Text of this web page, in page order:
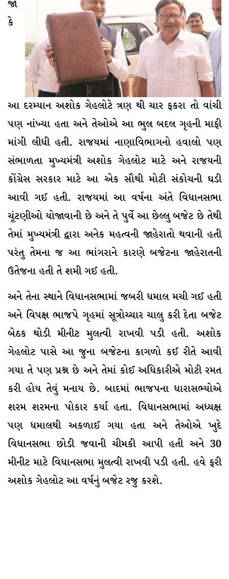
જો
કે
આ દરમ્યાન અશોક ગેહલોટે ત્રણ થી ચાર ફકરા તો વાંચી
પણ નાંખ્યા હતા અને તેઓએ આ ભુલ બદલ ગૃહની માફી
માંગી લીધી હતી. રાજયમાં નાણાવિભાગનો હવાલો પણ
સંભાળતા મુખ્યમંત્રી અશોક ગેહલોટ માટે અને રાજયની
કોંગ્રેસ સરકાર માટે આ એક સૌથી મોટી સંકોચની ઘડી
આવી ગઈ હતી. રાજયમાં આ વર્ષના અંતે વિધાનસભા
ચૂંટણીઓ યોજાવાની છે અને તે પુર્વે આ છેલ્લુ બજેટ છે તેથી
તેમાં મુખ્યમંત્રી દ્વારા અનેક મહત્વની જાહેરાતો થવાની હતી
પરંતુ તેમના જ આ ભાંગરાને કારણે બજેટના જાહેરાતની
ઉતેજના હતી તે શમી ગઈ હતી.
અને તેના સ્થાને વિધાનસભામાં જબરી ધમાલ મચી ગઈ હતી
અને વિપક્ષ ભાજપે ગૃહમાં સૂત્રોચ્ચાર ચાલુ કરી દેતા બજેટ
બેઠક થોડી મીનીટ મુલત્વી રાખવી પડી હતી. અશોક
ગેહલોટ પાસે આ જુના બજેટના કાગળો કઈ રીતે આવી
ગયા તે પણ પ્રશ્ન છે અને તેમાં કોઈ અધિકારીએ મોટી રમત
કરી હોય તેવું મનાય છે. બાદમાં ભાજપના ધારાસભ્યોએ
શરમ શરમના પોકાર કર્યા હતા. વિધાનસભામાં અધ્યક્ષ
પણ ધમાલથી અકળાઈ ગયા હતા અને તેઓએ ખુદે
વિધાનસભા છોડી જવાની ચીમકી આપી હતી અને 30
મીનીટ માટે વિધાનસભા મુલત્વી રાખવી પડી હતી. હવે ફરી
અશોક ગેહલોટ આ વર્ષનું બજેટ રજુ કરશે.